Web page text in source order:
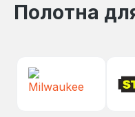
Полотна